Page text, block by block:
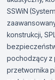
SSWiN
konstrukcji,
pochodzący z
przetwornika